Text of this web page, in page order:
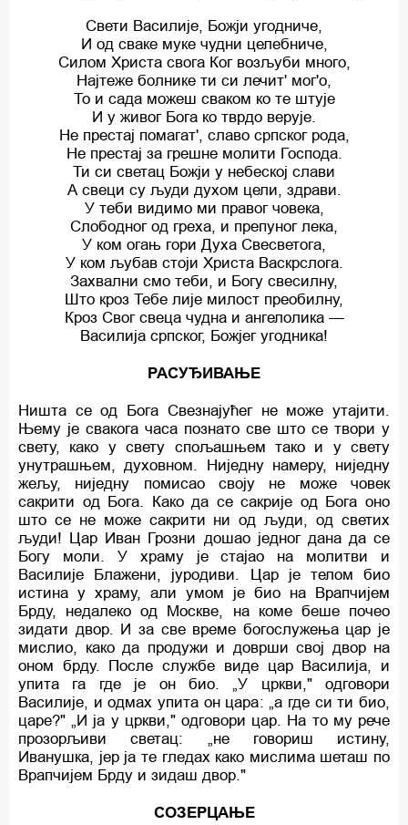
Свети Василије, Божји угодниче,
И од сваке муке чудни целебниче,
Силом Христа свога Ког возљуби много,
Најтеже болнике ти си лечит' мог'о,
То и сада можеш сваком ко те штује
И у живог Бога ко тврдо верује.
Не престај помагат', славо српског рода,
Не престај за грешне молити Господа.
Ти си светац Божји у небеској слави
А свеци су људи духом цели, здрави.
У теби видимо ми правог човека,
Слободног од греха, и препуног лека,
У ком огањ гори Духа Свесветога,
У ком љубав стоји Христа Васкрслога.
Захвални смо теби, и Богу свесилну,
Што кроз Тебе лије милост преобилну,
Кроз Свог свеца чудна и ангелолика —
Василија српског, Божјег угодника!
РАСУЂИВАЊЕ
Ништа се од Бога Свезнајућег не може утајити.
Њему је свакога часа познато све што се твори у
свету, како у свету спољашњем тако и у свету
унутрашњем, духовном. Ниједну намеру, ниједну
жељу, ниједну помисао своју не може човек
сакрити од Бога. Како да се сакрије од Бога оно
што се не може сакрити ни од људи, од светих
људи! Цар Иван Грозни дошао једног дана да се
Богу моли. У храму је стајао на молитви и
Василије Блажени, јуродиви. Цар је телом био
истина у храму, али умом је био на Врапчијем
Брду, недалеко од Москве, на коме беше почео
зидати двор. И за све време богослужења цар је
мислио, како да продужи и доврши свој двор на
оном брду. После службе виде цар Василија, и
упита га где је он био. „У цркви," одговори
Василије, и одмах упита он цара: „а где си ти био,
царе?" „И ја у цркви," одговори цар. На то му рече
прозорљиви светац: „не говориш истину,
Иванушка, јер ја те гледах како мислима шеташ по
Врапчијем Брду и зидаш двор."
СОЗЕРЦАЊЕ